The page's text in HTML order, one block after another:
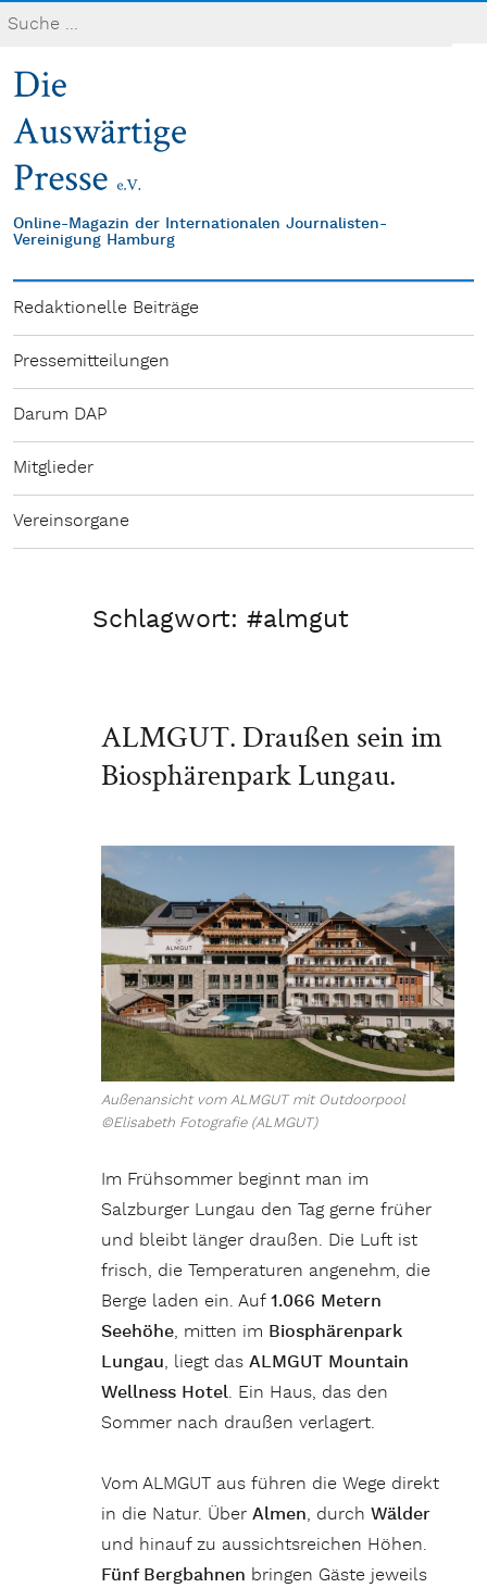
Online-Magazin der Internationalen Journalisten-
Vereinigung Hamburg
Redaktionelle Beiträge
Pressemitteilungen
Darum DAP
Mitglieder
Vereinsorgane
Schlagwort:#almgut
ALMGUT. Draußen sein im
Biosphärenpark Lungau.
Außenansicht vom ALMGUT mit Outdoorpool
©Elisabeth Fotografie (ALMGUT)
Im Frühsommer beginnt man im
Salzburger Lungau den Tag gerne früher
und bleibt länger draußen. Die Luft ist
frisch, die Temperaturen angenehm, die
Berge laden ein. Auf1.066 Metern
Seehöhe, mitten im Biosphärenpark
Lungau, liegt dasALMGUT Mountain
Wellness Hotel. Ein Haus, das den
Sommer nach draußen verlagert.
Vom ALMGUT aus führen die Wege direkt
in die Natur. ÜberAlmen, durchWälder
und hinauf zu aussichtsreichen Höhen.
Fünf Bergbahnen bringen Gäste jeweils